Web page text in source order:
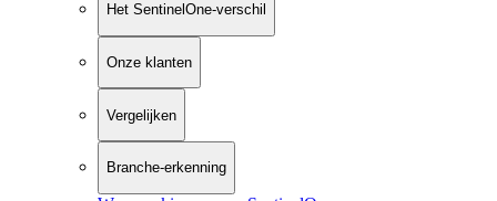
Het SentinelOne-verschil
Onze klanten
Vergelijken
Branche-erkenning